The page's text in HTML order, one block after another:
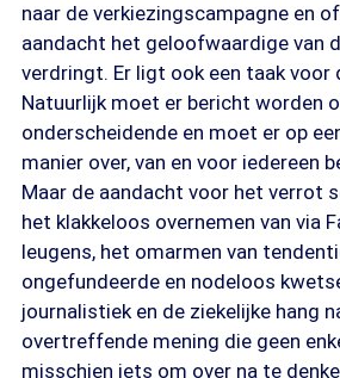
naar de verkiezingscampagne en
aandacht het geloofwaardige van
verdringt. Er ligt ook een taak voor
Natuurlijk moet er bericht worden
onderscheidende en moet er op
manier over, van en voor iedereen
Maar de aandacht voor het verrot
het klakkeloos overnemen van via
leugens, het omarmen van
ongefundeerde en nodeloos
journalistiek en de ziekelijke hang
overtreffende mening die geen
misschien iets om over na te